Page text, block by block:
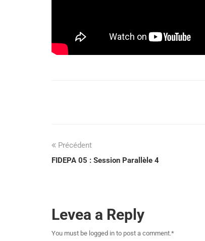
Précédent
FIDEPA 05 : Session Parallèle 4
Levea a Reply
You must be logged in to post a comment.*